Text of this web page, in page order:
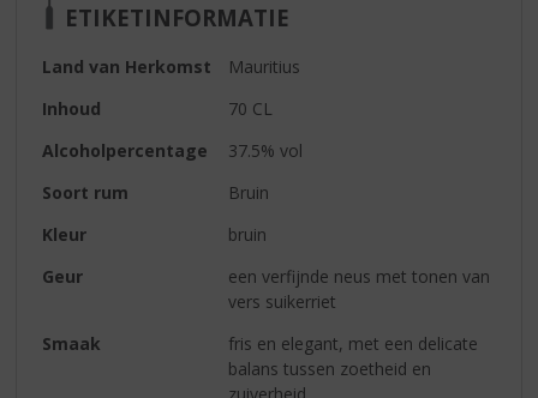
ETIKETINFORMATIE
Land van Herkomst
Mauritius
Inhoud
70 CL
Alcoholpercentage
37.5% vol
Soort rum
Bruin
Kleur
bruin
Geur
een verfijnde neus met tonen van
vers suikerriet
Smaak
fris en elegant, met een delicate
balans tussen zoetheid en